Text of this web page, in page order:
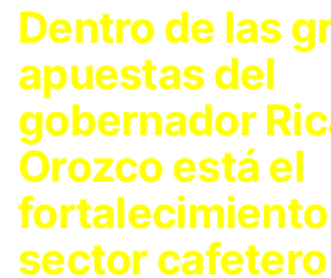
Dentro de las
apuestas del
gobernador
Orozco está el
sector cafetero